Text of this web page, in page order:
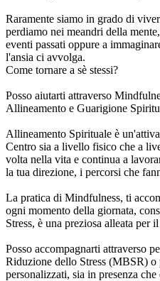
Raramente siamo in grado di
perdiamo nei meandri della
eventi passati oppure a
l'ansia ci avvolga.
Come tornare a sè stessi?
Posso aiutarti attraverso
Allineamento e Guarigione
Allineamento Spirituale è
Centro sia a livello fisico che a
volta nella vita e continua a
la tua direzione, i percorsi che
La pratica di Mindfulness, ti
ogni momento della giornata,
Stress, è una preziosa alleata per
Posso accompagnarti attraverso
Riduzione dello Stress (MBSR)
personalizzati, sia in presenza che